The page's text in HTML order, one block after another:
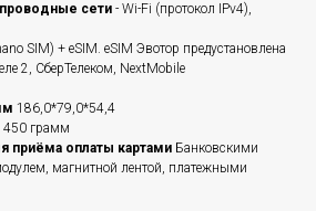
сети - Wi-Fi (протокол IPv4),
SIM) + eSIM. eSIM Эвотор предустановлена
2, СберТелеком, NextMobile
186,0*79,0*54,4
450 грамм
приёма оплаты картами Банковскими
магнитной лентой, платежными